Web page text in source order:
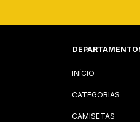
INÍCIO
CATEGORIAS
CAMISETAS